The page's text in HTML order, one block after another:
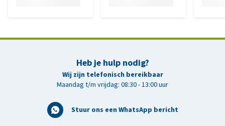
Heb je hulp nodig?
Wij zijn telefonisch bereikbaar
Maandag t/m vrijdag: 08:30 - 13:00 uur
Stuur ons een WhatsApp bericht